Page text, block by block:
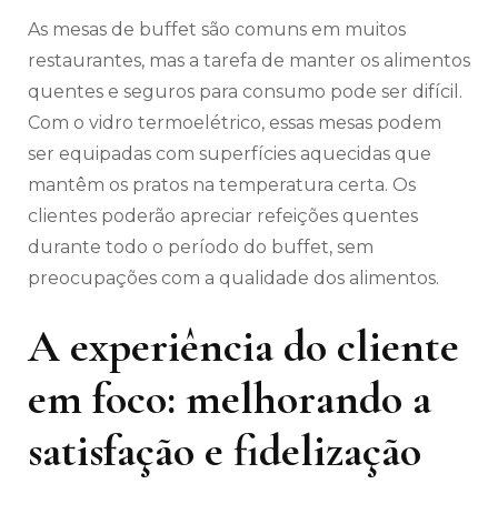
As mesas de buffet são comuns em muitos
restaurantes, mas a tarefa de manter os alimentos
quentes e seguros para consumo pode ser difícil.
Com o vidro termoelétrico, essas mesas podem
ser equipadas com superfícies aquecidas que
mantêm os pratos na temperatura certa. Os
clientes poderão apreciar refeições quentes
durante todo o período do buffet, sem
preocupações com a qualidade dos alimentos.
A experiência do cliente
em foco: melhorando a
satisfação e fidelização